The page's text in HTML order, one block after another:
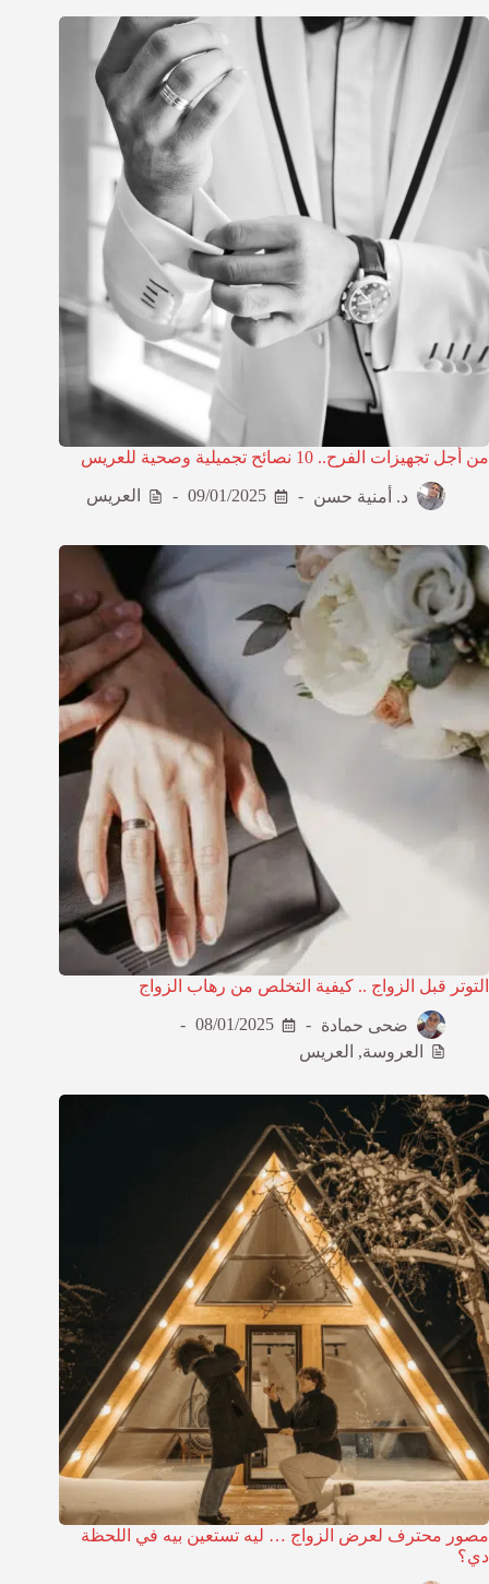
من أجل تجهيزات الفرح.. 10 نصائح تجميلية وصحية للعريس
د. أمنية حسن 09/01/2025 العريس
التوتر قبل الزواج .. كيفية التخلص من رهاب الزواج
ضحى حمادة
08/01/2025
العروسة, العريس
مصور محترف لعرض الزواج … ليه تستعين بيه في اللحظة
دي؟